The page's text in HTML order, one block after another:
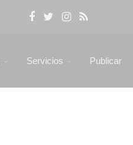
Servicios Publicar